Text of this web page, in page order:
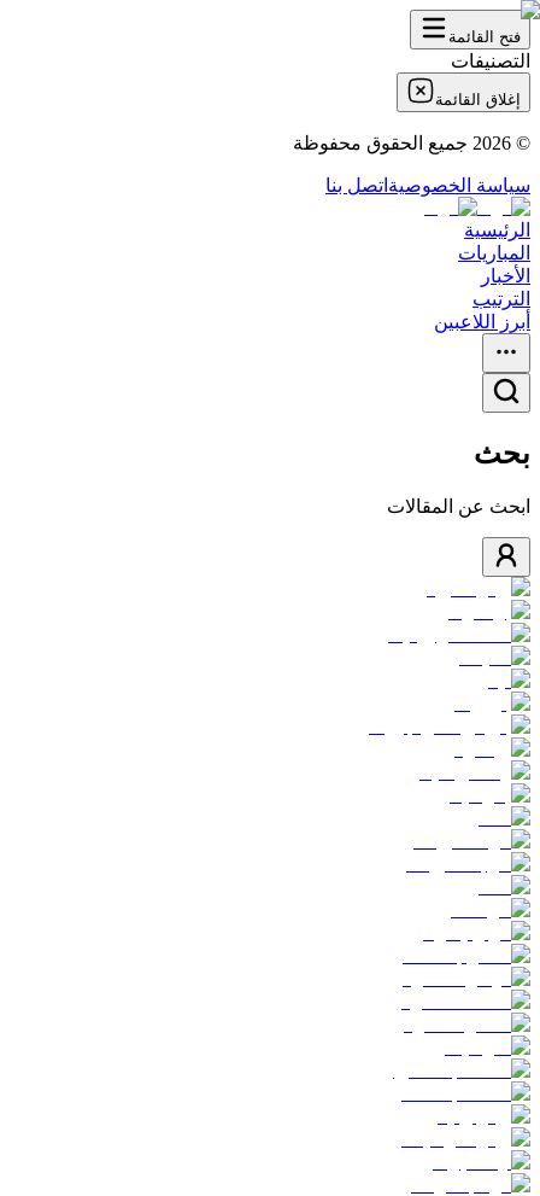
فتح القائمة
التصنيفات
إغلاق القائمة
©
2026 جميع الحقوق محفوظة
سياسة الخصوصية اتصل بنا
الرئيسية
المباريات
الأخبار
الترتيب
أبرز اللاعبين
بحث
ابحث عن المقالات